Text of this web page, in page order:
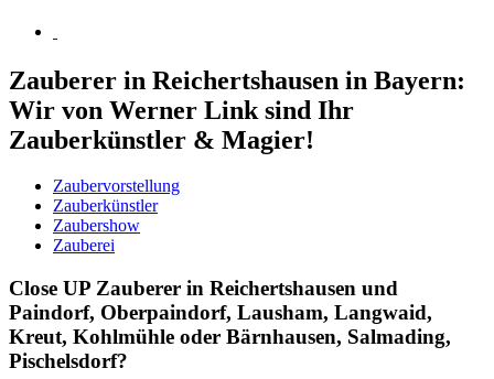
Zauberer in Reichertshausen in Bayern:
Wir von Werner Link sind Ihr
Zauberkünstler & Magier!
Zaubervorstellung
Zauberkünstler
Zaubershow
Zauberei
Close UP Zauberer in Reichertshausen und
Paindorf, Oberpaindorf, Lausham, Langwaid,
Kreut, Kohlmühle oder Bärnhausen, Salmading,
Pischelsdorf?